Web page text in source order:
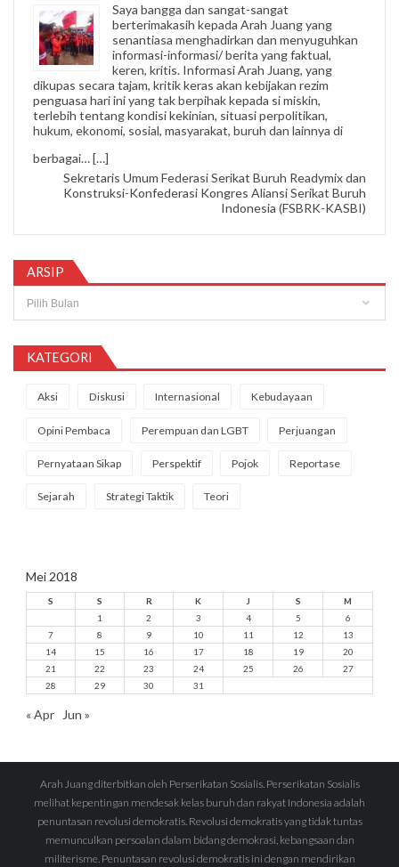
Saya bangga dan sangat-sangat
berterimakasih kepada Arah Juang yang
senantiasa menghadirkan dan menyuguhkan
informasi-informasi/ berita yang faktual,
keren, kritis. Informasi Arah Juang, yang
dikupas secara tajam, kritik keras akan kebijakan rezim
penguasa hari ini yang tak berpihak kepada si miskin,
terlebih tentang kondisi kekinian, situasi perpolitikan,
hukum, ekonomi, sosial, masyarakat, buruh dan lainnya di
berbagai…[…]
Sekretaris Umum Federasi Serikat Buruh Readymix dan
Konstruksi-Konfederasi Kongres Aliansi Serikat Buruh
Indonesia (FSBRK-KASBI)
ARSIP
KATEGORI
Aksi Diskusi Internasional Kebudayaan
Opini Pembaca Perempuan dan LGBT Perjuangan
Pernyataan Sikap Perspektif Pojok Reportase
Sejarah Strategi Taktik Teori
Mei 2018
S S R K J S
M
1
2 3 4 5
6
7
8 9 10 11 12
13
14
15 16 17 18 19
20
21
22 23 24 25 26
27
28
29 30 31
« Apr Jun »
Arah Juang diterbitkan oleh Perserikatan Sosialis. Perserikatan Sosialis
melihat kepentingan mendesak kelas buruh dan rakyat Indonesia adalah
penuntasan revolusi demokratis. Revolusi demokratis yang tidak tuntas
memunculkan persoalan dalam bidang demokrasi, kebangsaan dan
militerisme. Penuntasan revolusi demokratis ini dengan mendirikan